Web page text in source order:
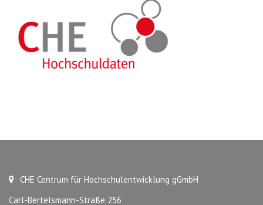
CHE Centrum für Hochschulentwicklung gGmbH
Carl-Bertelsmann-Straße 256